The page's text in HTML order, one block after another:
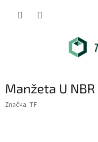
Manžeta U
Značka: TF